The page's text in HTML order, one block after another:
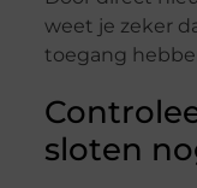
weet je zeker
toegang
sloten